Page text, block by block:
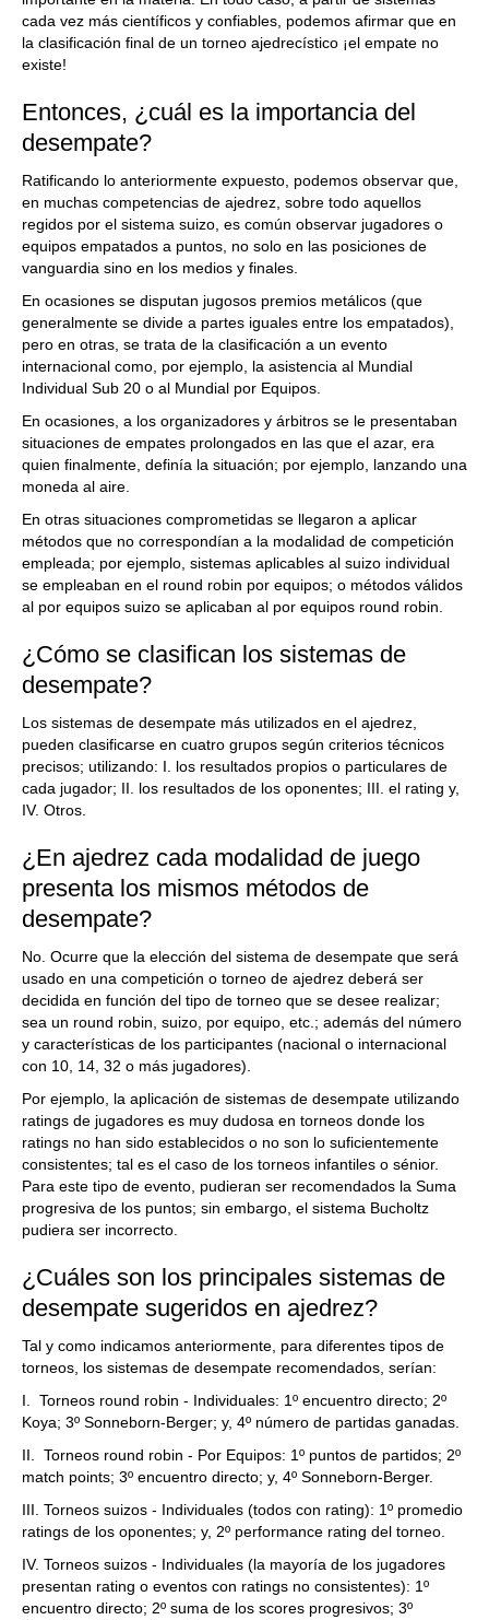
cada vez más científicos y confiables, podemos afirmar que en
la clasificación final de un torneo ajedrecístico ¡el empate no
existe!
Entonces, ¿cuál es la importancia del
desempate?
Ratificando lo anteriormente expuesto, podemos observar que,
en muchas competencias de ajedrez, sobre todo aquellos
regidos por el sistema suizo, es común observar jugadores o
equipos empatados a puntos, no solo en las posiciones de
vanguardia sino en los medios y finales.
En ocasiones se disputan jugosos premios metálicos (que
generalmente se divide a partes iguales entre los empatados),
pero en otras, se trata de la clasificación a un evento
internacional como, por ejemplo, la asistencia al Mundial
Individual Sub 20 o al Mundial por Equipos.
En ocasiones, a los organizadores y árbitros se le presentaban
situaciones de empates prolongados en las que el azar, era
quien finalmente, definía la situación; por ejemplo, lanzando una
moneda al aire.
En otras situaciones comprometidas se llegaron a aplicar
métodos que no correspondían a la modalidad de competición
empleada; por ejemplo, sistemas aplicables al suizo individual
se empleaban en el round robin por equipos; o métodos válidos
al por equipos suizo se aplicaban al por equipos round robin.
¿Cómo se clasifican los sistemas de
desempate?
Los sistemas de desempate más utilizados en el ajedrez,
pueden clasificarse en cuatro grupos según criterios técnicos
precisos; utilizando: I. los resultados propios o particulares de
cada jugador; II. los resultados de los oponentes; III. el rating y,
IV. Otros.
¿En ajedrez cada modalidad de juego
presenta los mismos métodos de
desempate?
No. Ocurre que la elección del sistema de desempate que será
usado en una competición o torneo de ajedrez deberá ser
decidida en función del tipo de torneo que se desee realizar;
sea un round robin, suizo, por equipo, etc.; además del número
y características de los participantes (nacional o internacional
con 10, 14, 32 o más jugadores).
Por ejemplo, la aplicación de sistemas de desempate utilizando
ratings de jugadores es muy dudosa en torneos donde los
ratings no han sido establecidos o no son lo suficientemente
consistentes; tal es el caso de los torneos infantiles o sénior.
Para este tipo de evento, pudieran ser recomendados la Suma
progresiva de los puntos; sin embargo, el sistema Bucholtz
pudiera ser incorrecto.
¿Cuáles son los principales sistemas de
desempate sugeridos en ajedrez?
Tal y como indicamos anteriormente, para diferentes tipos de
torneos, los sistemas de desempate recomendados, serían:
I. Torneos round robin - Individuales: 1º encuentro directo; 2º
Koya; 3º Sonneborn-Berger; y, 4º número de partidas ganadas.
II. Torneos round robin - Por Equipos: 1º puntos de partidos; 2º
match points; 3º encuentro directo; y, 4º Sonneborn-Berger.
III. Torneos suizos - Individuales (todos con rating): 1º promedio
ratings de los oponentes; y, 2º performance rating del torneo.
IV. Torneos suizos - Individuales (la mayoría de los jugadores
presentan rating o eventos con ratings no consistentes): 1º
encuentro directo; 2º suma de los scores progresivos; 3º